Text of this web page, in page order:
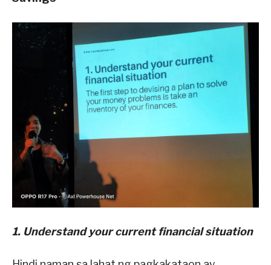
1. Understand your current financial situation